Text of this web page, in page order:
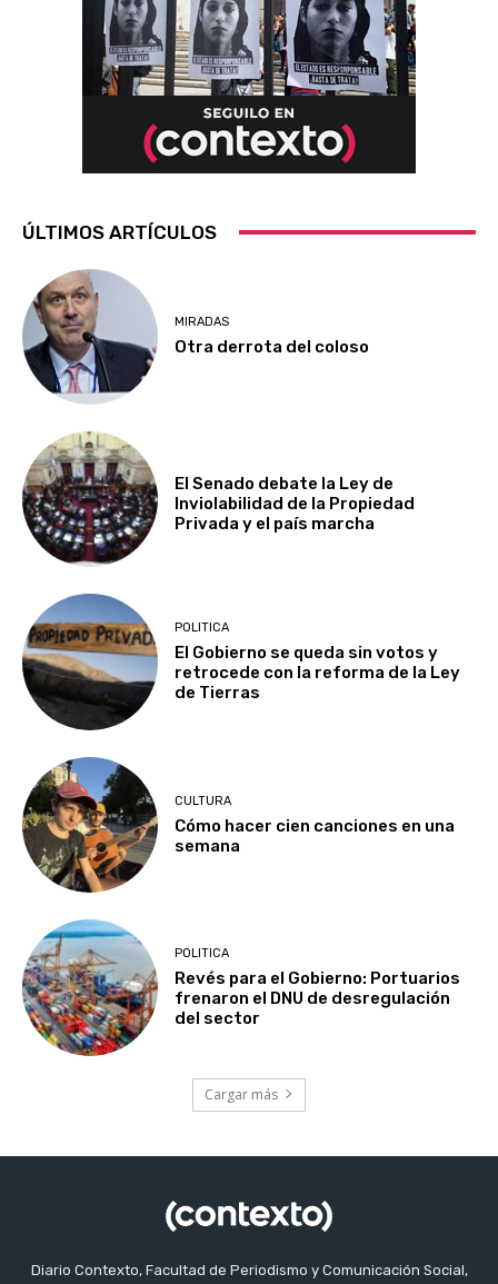
ÚLTIMOS ARTÍCULOS
MIRADAS
Otra derrota del coloso
El Senado debate la Ley de
Inviolabilidad de la Propiedad
Privada y el país marcha
POLITICA
El Gobierno se queda sin votos y
retrocede con la reforma de la Ley
de Tierras
CULTURA
Cómo hacer cien canciones en una
semana
POLITICA
Revés para el Gobierno: Portuarios
frenaron el DNU de desregulación
del sector
Cargar más
Diario Contexto, Facultad de Periodismo y Comunicación Social,